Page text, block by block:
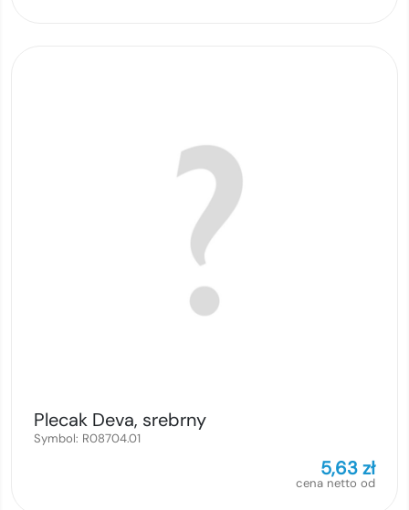
Plecak Deva, srebrny
Symbol: R08704.01
5,63zł
cena netto od